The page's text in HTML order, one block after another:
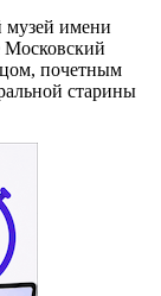
музей имени
почетным
старины